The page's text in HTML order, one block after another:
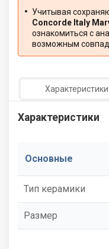
Учитывая
Concorde Italy
ознакомиться с
возможным
Характеристики
Характеристики
Основные
Тип керамики
Размер